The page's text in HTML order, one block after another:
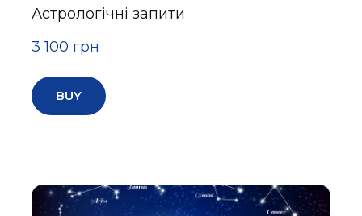
Астрологічні запити
3 100 грн
BUY